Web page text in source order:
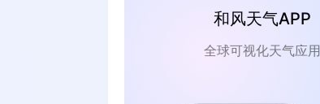
和风天气APP
全球可视化天气应用